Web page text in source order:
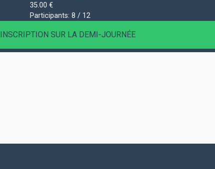
35.00 €
Participants: 8 / 12
INSCRIPTION SUR LA DEMI-JOURNÉE